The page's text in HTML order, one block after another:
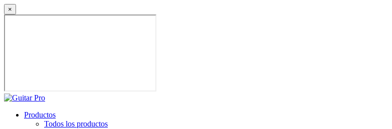
×
Productos
Todos los productos